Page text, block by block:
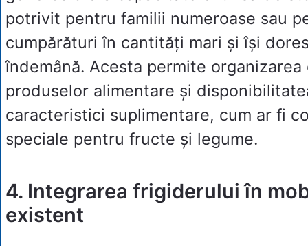
potrivit pentru familii numeroase sau
cumpărături în cantități mari și își
îndemână. Acesta permite
produselor alimentare și
caracteristici suplimentare, cum ar fi
speciale pentru fructe și legume.
4. Integrarea frigiderului în
existent